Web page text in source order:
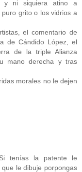
y ni siquiera atino a
grito o los vidrios a
el comentario de
de Cándido López, el
de la triple Alianza
mano derecha y tras
morales no le dejen
tenías la patente le
le dibuje porpongas